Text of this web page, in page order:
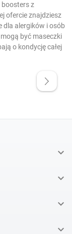
boosters z
ofercie znajdziesz
dla alergików i osób
być maseczki
o kondycję całej



